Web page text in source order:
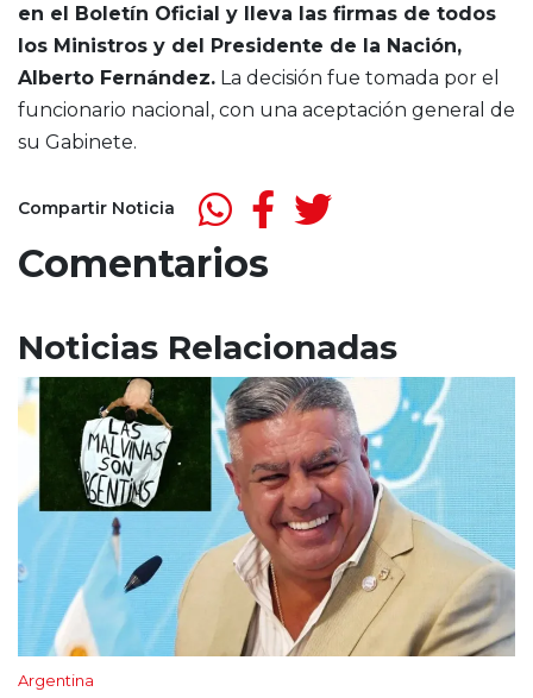
en el Boletín Oficial y lleva las firmas de todos
los Ministros y del Presidente de la Nación,
Alberto Fernández. La decisión fue tomada por el
funcionario nacional, con una aceptación general de
su Gabinete.
Compartir Noticia
Comentarios
Noticias Relacionadas
Argentina